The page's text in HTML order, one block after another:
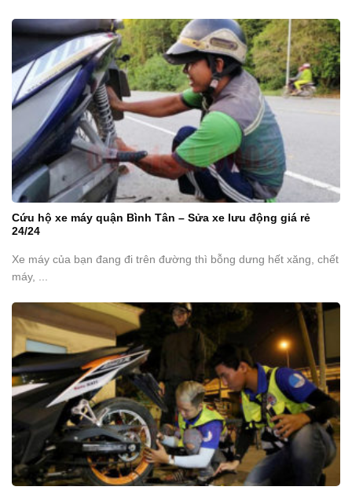
Cứu hộ xe máy quận Bình Tân – Sửa xe lưu động giá rẻ
24/24
Xe máy của bạn đang đi trên đường thì bỗng dưng hết xăng, chết
máy, ...